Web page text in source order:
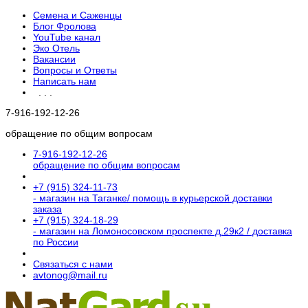
Семена и Саженцы
Блог Фролова
YouTube канал
Эко Отель
Вакансии
Вопросы и Ответы
Написать нам
7-916-192-12-26
обращение по общим вопросам
7-916-192-12-26
обращение по общим вопросам
+7 (915) 324-11-73
- магазин на Таганке/ помощь в курьерской доставки
заказа
+7 (915) 324-18-29
- магазин на Ломоносовском проспекте д.29к2 / доставка
по России
Связаться с нами
avtonog@mail.ru